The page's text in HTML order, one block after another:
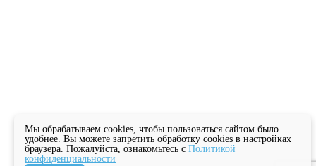
Мы обрабатываем cookies, чтобы пользоваться сайтом было
удобнее. Вы можете запретить обработку cookies в настройках
браузера. Пожалуйста, ознакомьтесь с Политикой
конфиденциальности